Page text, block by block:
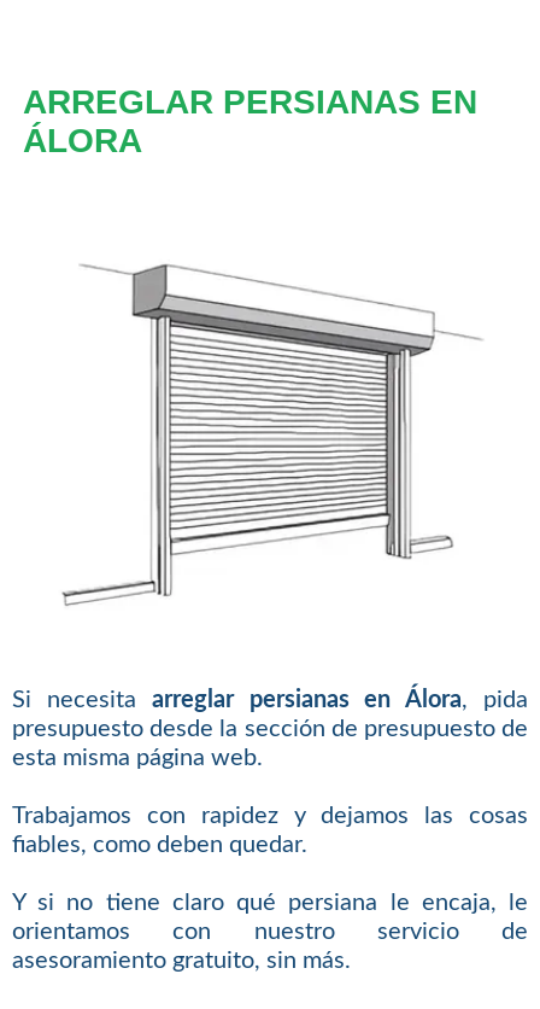
ARREGLAR PERSIANAS EN
ÁLORA
Si necesita arreglar persianas en Álora, pida
presupuesto desde la sección de presupuesto de
esta misma página web.
Trabajamos con rapidez y dejamos las cosas
fiables, como deben quedar.
Y si no tiene claro qué persiana le encaja, le
orientamos con nuestro servicio de
asesoramiento gratuito, sin más.